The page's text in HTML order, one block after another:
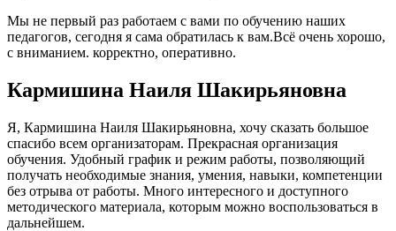
Мы не первый раз работаем с вами по обучению наших
педагогов, сегодня я сама обратилась к вам.Всё очень хорошо,
с вниманием. корректно, оперативно.
Кармишина Наиля Шакирьяновна
Я, Кармишина Наиля Шакирьяновна, хочу сказать большое
спасибо всем организаторам. Прекрасная организация
обучения. Удобный график и режим работы, позволяющий
получать необходимые знания, умения, навыки, компетенции
без отрыва от работы. Много интересного и доступного
методического материала, которым можно воспользоваться в
дальнейшем.